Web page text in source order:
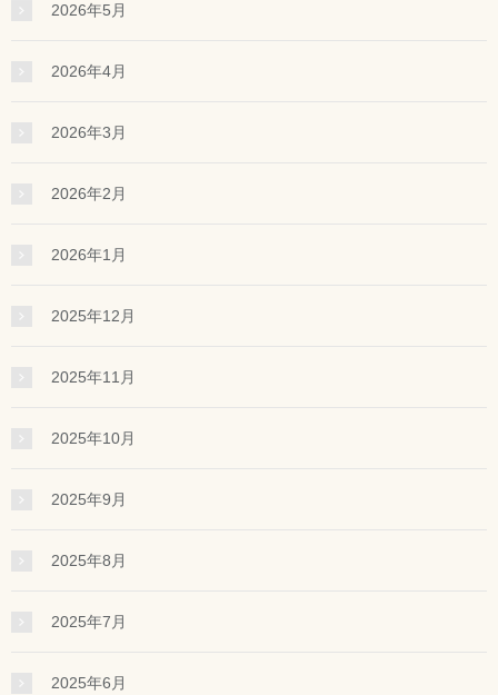
2026年5月
2026年4月
2026年3月
2026年2月
2026年1月
2025年12月
2025年11月
2025年10月
2025年9月
2025年8月
2025年7月
2025年6月